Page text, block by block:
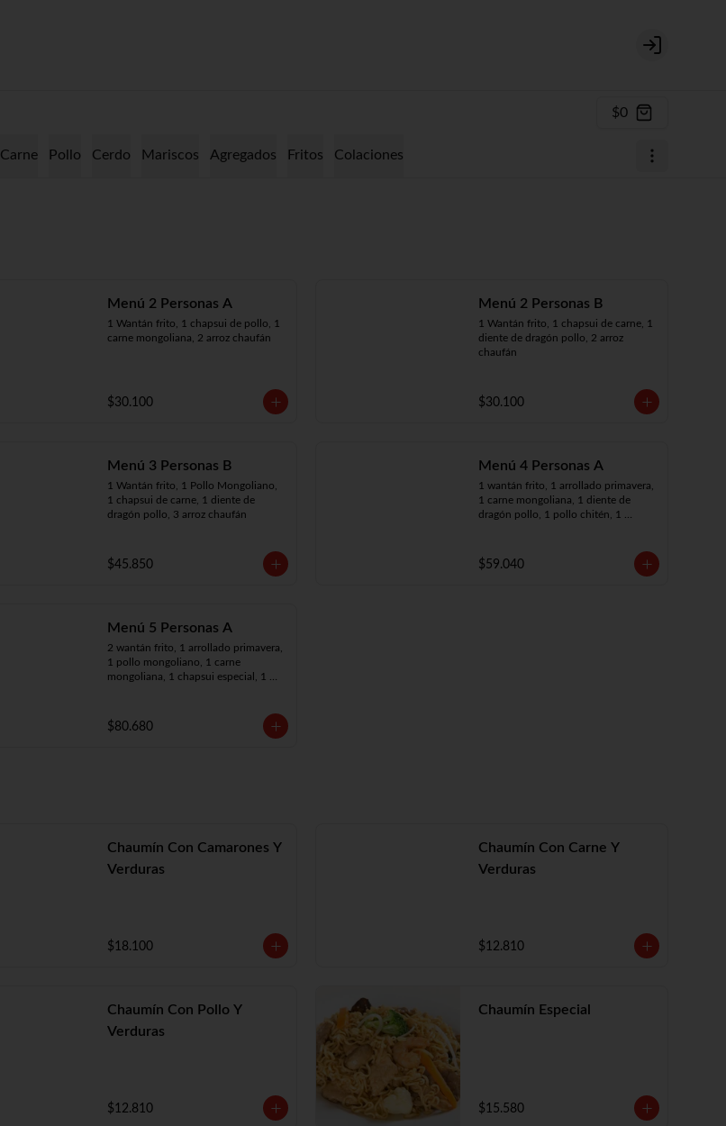
Login
$0
Carne Pollo Cerdo Mariscos Agregados Fritos Colaciones
Menú 2 Personas A
1 Wantán frito, 1 chapsui de pollo, 1
carne mongoliana, 2 arroz chaufán
$30.100
Menú 2 Personas B
1 Wantán frito, 1 chapsui de carne, 1
diente de dragón pollo, 2 arroz
chaufán
$30.100
Menú 3 Personas B
1 Wantán frito, 1 Pollo Mongoliano,
1 chapsui de carne, 1 diente de
dragón pollo, 3 arroz chaufán
$45.850
Menú 4 Personas A
1 wantán frito, 1 arrollado primavera,
1 carne mongoliana, 1 diente de
dragón pollo, 1 pollo chitén, 1
$59.040
Menú 5 Personas A
2 wantán frito, 1 arrollado primavera,
1 pollo mongoliano, 1 carne
mongoliana, 1 chapsui especial, 1
$80.680
Chaumín Con Camarones Y
Verduras
$18.100
Chaumín Con Carne Y
Verduras
$12.810
Chaumín Con Pollo Y
Verduras
$12.810
Chaumín Especial
$15.580